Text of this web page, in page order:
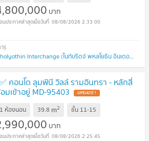
บาท
08/08/2026 2:33:00
Knightsbridge Phaholyothin Interchange (ไนท์บริดจ์ พหลโยธิน อินเตอร์เชนจ์)
คอนโด ลุมพินี วิลล์ รามอินทรา - หลักสี่
มเข้าอยู่ MD-95403 UPDATE !
1 ห้องนอน 39.8 m2 ชั้น 11-15
บาท
08/08/2026 2:25:45